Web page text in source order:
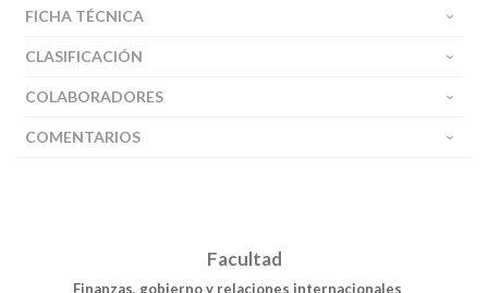
FICHA TÉCNICA
CLASIFICACIÓN
COLABORADORES
COMENTARIOS
Facultad
Finanzas, gobierno y relaciones internacionales